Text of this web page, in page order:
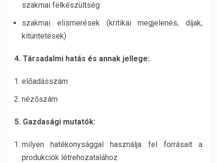
szakmai felkészültség
szakmai elismerések (kritikai megjelenés, díjak,
kitüntetések)
4. Társadalmi hatás és annak jellege:
előadásszám
nézőszám
5. Gazdasági mutatók:
milyen hatékonysággal használja fel forrásait a
produkciók létrehozatalához